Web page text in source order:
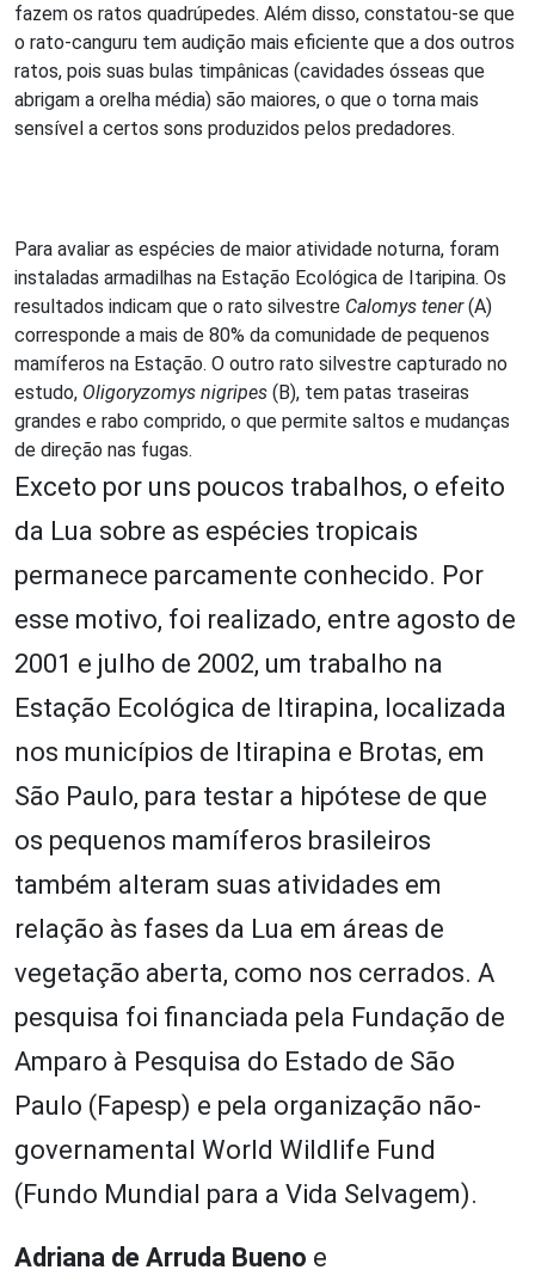
fazem os ratos quadrúpedes. Além disso, constatou-se que
o rato-canguru tem audição mais eficiente que a dos outros
ratos, pois suas bulas timpânicas (cavidades ósseas que
abrigam a orelha média) são maiores, o que o torna mais
sensível a certos sons produzidos pelos predadores.
Para avaliar as espécies de maior atividade noturna, foram
instaladas armadilhas na Estação Ecológica de Itaripina. Os
resultados indicam que o rato silvestre Calomys tener(A)
corresponde a mais de 80% da comunidade de pequenos
mamíferos na Estação. O outro rato silvestre capturado no
estudo, Oligoryzomys nigripes (B), tem patas traseiras
grandes e rabo comprido, o que permite saltos e mudanças
de direção nas fugas.
Exceto por uns poucos trabalhos, o efeito
da Lua sobre as espécies tropicais
permanece parcamente conhecido. Por
esse motivo, foi realizado, entre agosto de
2001 e julho de 2002, um trabalho na
Estação Ecológica de Itirapina, localizada
nos municípios de Itirapina e Brotas, em
São Paulo, para testar a hipótese de que
os pequenos mamíferos brasileiros
também alteram suas atividades em
relação às fases da Lua em áreas de
vegetação aberta, como nos cerrados. A
pesquisa foi financiada pela Fundação de
Amparo à Pesquisa do Estado de São
Paulo (Fapesp) e pela organização não-
governamental World Wildlife Fund
(Fundo Mundial para a Vida Selvagem).
Adriana de Arruda Bueno e